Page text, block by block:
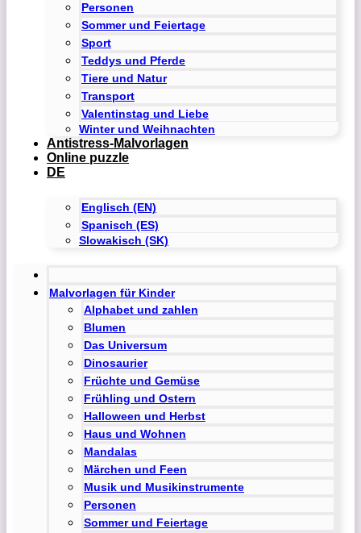
Personen
Sommer und Feiertage
Sport
Teddys und Pferde
Tiere und Natur
Transport
Valentinstag und Liebe
Winter und Weihnachten
Antistress-Malvorlagen
Online puzzle
DE
Englisch (EN)
Spanisch (ES)
Slowakisch (SK)
Malvorlagen für Kinder
Alphabet und zahlen
Blumen
Das Universum
Dinosaurier
Früchte und Gemüse
Frühling und Ostern
Halloween und Herbst
Haus und Wohnen
Mandalas
Märchen und Feen
Musik und Musikinstrumente
Personen
Sommer und Feiertage